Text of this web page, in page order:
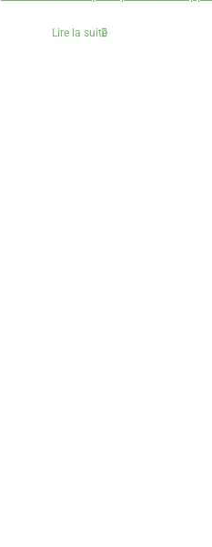
Lire la suite